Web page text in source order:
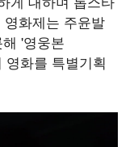
화제는 주윤발
'영웅본
영화를 특별기획